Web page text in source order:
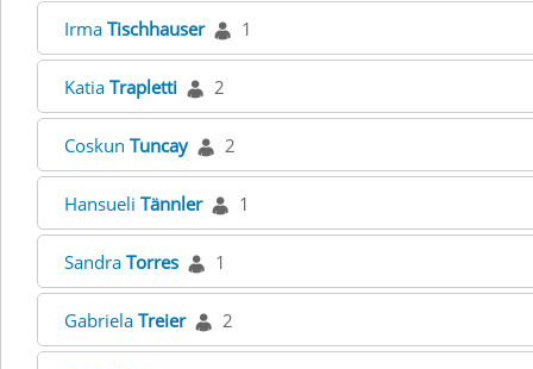
Irma Tischhauser 1
Katia Trapletti 2
Coskun Tuncay 2
Hansueli Tännler 1
Sandra Torres 1
Gabriela Treier 2